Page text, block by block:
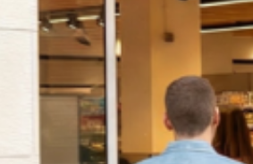
de nuestra Fundación